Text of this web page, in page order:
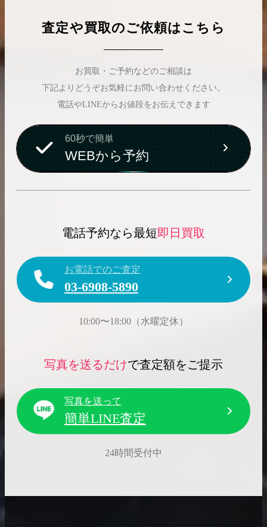
査定や買取のご依頼はこちら
お買取・ご予約などのご相談は
下記よりどうぞお気軽にお問い合わせください。
電話やLINEからお値段をお伝えできます
60秒で簡単
WEBから予約
電話予約なら最短即日買取
お電話でのご査定
03-6908-5890
10:00〜18:00（水曜定休）
写真を送るだけで査定額をご提示
写真を送って
簡単LINE査定
24時間受付中